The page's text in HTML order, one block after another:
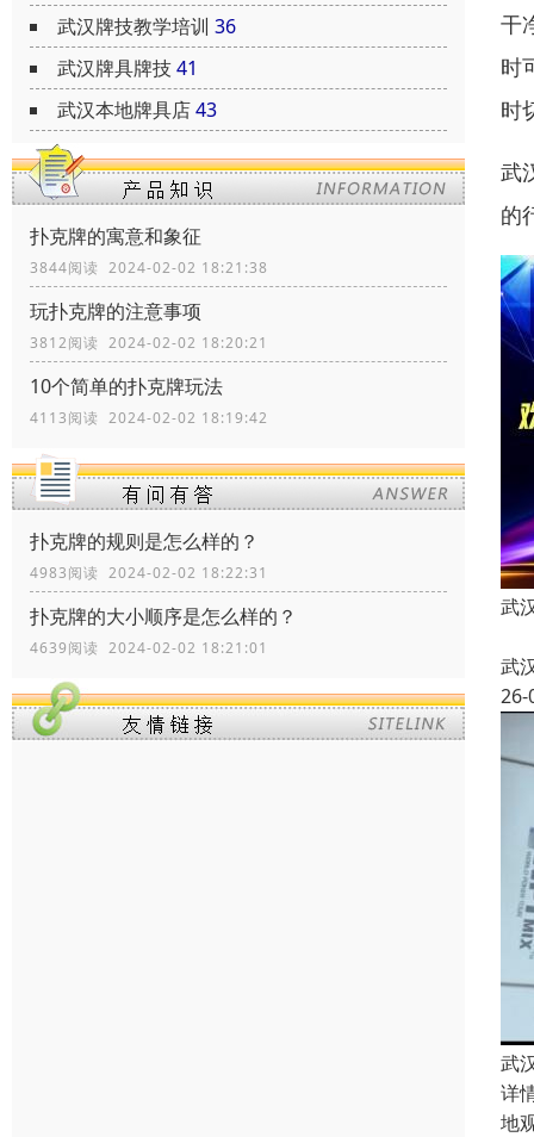
武汉牌技教学培训 36
武汉牌具牌技41
武汉本地牌具店43
扑克牌的寓意和象征
3844阅读 2024-02-02 18:21:38
玩扑克牌的注意事项
3812阅读 2024-02-02 18:20:21
10个简单的扑克牌玩法
4113阅读 2024-02-02 18:19:42
扑克牌的规则是怎么样的？
4983阅读 2024-02-02 18:22:31
扑克牌的大小顺序是怎么样的？
4639阅读 2024-02-02 18:21:01
干
时
时
武
的
武
武
26-
武
详
地